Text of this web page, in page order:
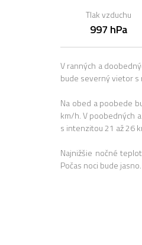
Tlak vzduchu
997 hPa
V ranných a
bude severný vietor
Na obed a poobede
km/h. V poobedných
s intenzitou 21 až 26
Najnižšie nočné
Počas noci bude jasno.